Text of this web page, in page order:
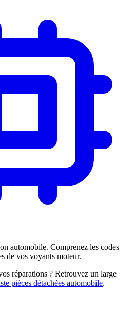
automobile. Comprenez les codes
de vos voyants moteur.
réparations ? Retrouvez un large
pièces détachées automobile.